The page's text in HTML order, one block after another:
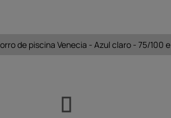
de piscina Venecia - Azul claro - 75/100 e